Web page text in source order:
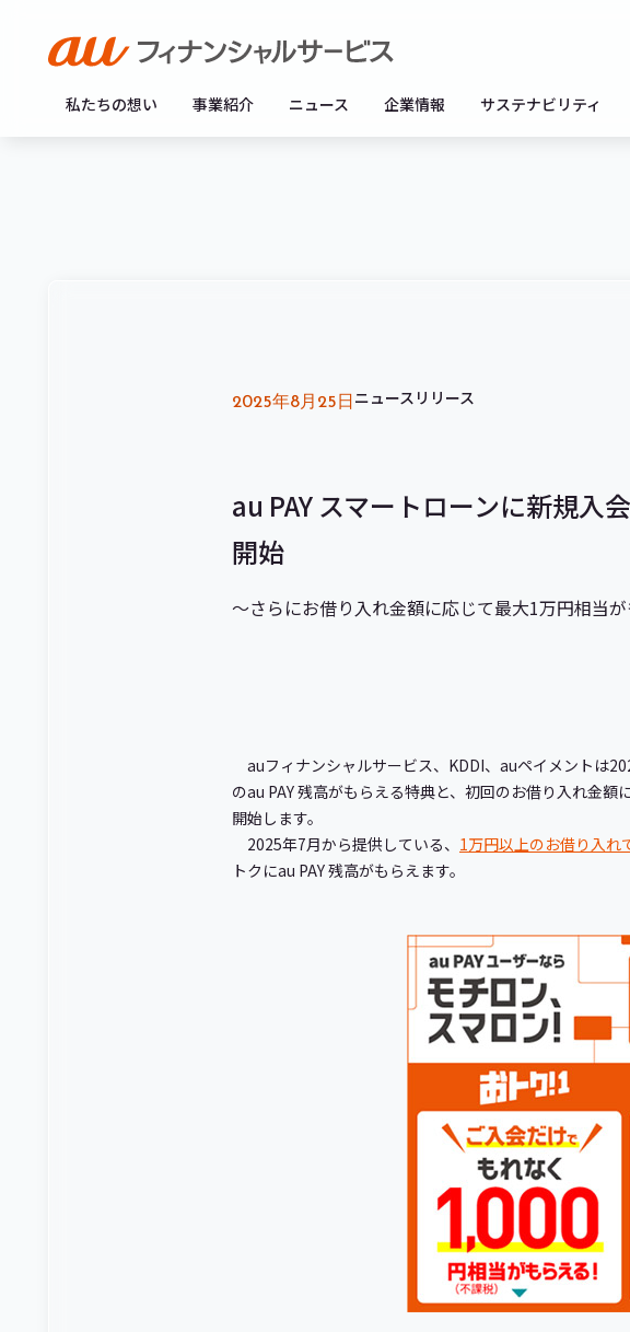
私たちの想い 事業紹介 ニュース 企業情報 サステナビリティ
2025年8月25日 ニュースリリース
au PAY スマートローンに新規入
開始
～さらにお借り入れ金額に応じて最大1万円相当
auフィナンシャルサービス、KDDI、auペイメントは
のau PAY 残高がもらえる特典と、初回のお借り入れ金
開始します。
2025年7月から提供している、 1万円以上のお借り入れ
トクにau PAY 残高がもらえます。